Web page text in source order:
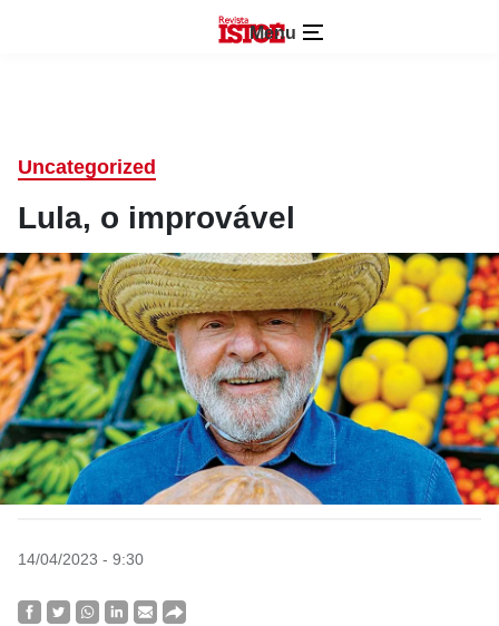
Menu
Uncategorized
Lula, o improvável
14/04/2023 - 9:30